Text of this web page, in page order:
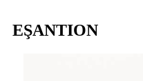
EŞANTION